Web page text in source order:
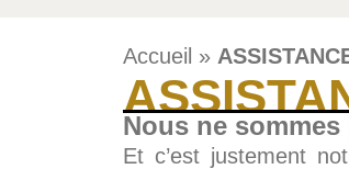
Accueil »
Nous ne
Et c’est justement